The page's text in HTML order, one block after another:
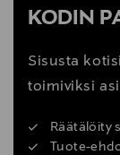
KODIN
Sisusta
toimiviksi
Räätälöity
Tuote-